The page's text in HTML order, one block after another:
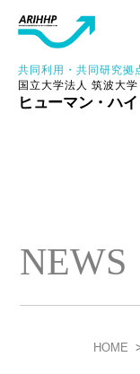
共同利用・共同研究拠
国立大学法人 筑波大学
ヒューマン・ハ
NEWS
HOME